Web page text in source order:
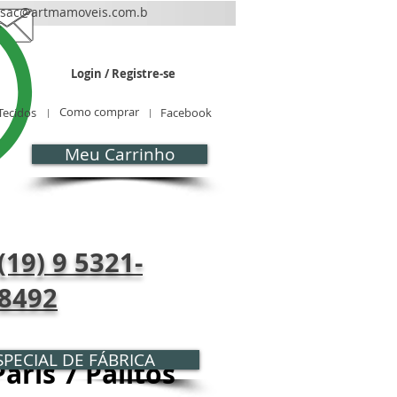
sac@artmamoveis.com.b
Login / Registre-se
Como comprar Facebook
Meu Carrinho
7 Palitos
DE FÁBRICA
9 5321-